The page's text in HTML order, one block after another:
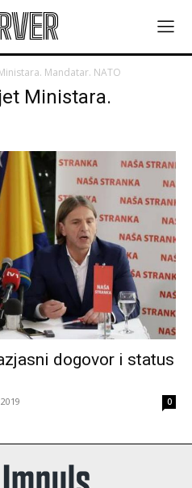
Mandatar. NATO
Ministara.
dogovor i status
0